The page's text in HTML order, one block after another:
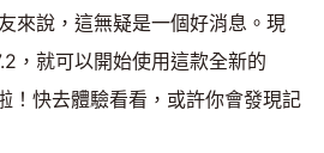
來說，這無疑是一個好消息。現
，就可以開始使用這款全新的
！快去體驗看看，或許你會發現記